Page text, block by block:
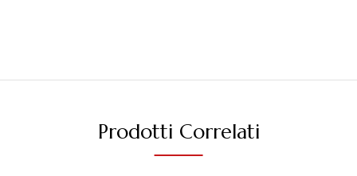
Prodotti Correlati